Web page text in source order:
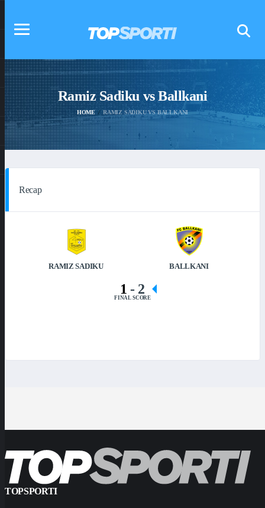
Ramiz Sadiku vs Ballkani
HOME RAMIZ SADIKU VS BALLKANI
Recap
RAMIZ SADIKU BALLKANI
1- 2
FINAL SCORE
TOPSPORTI